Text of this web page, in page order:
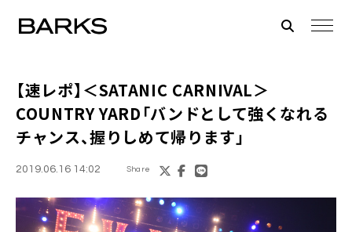
【速レポ】＜SATANIC CARNIVAL＞
COUNTRY YARD「バンドとして強くなれる
チャンス、握りしめて帰ります」
2019.06.16 14:02 Share